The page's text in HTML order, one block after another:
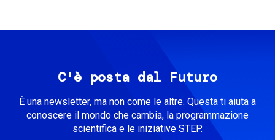
C'è posta dal Futuro
È una newsletter, ma non come le altre. Questa ti aiuta a
conoscere il mondo che cambia, la programmazione
scientifica e le iniziative STEP.